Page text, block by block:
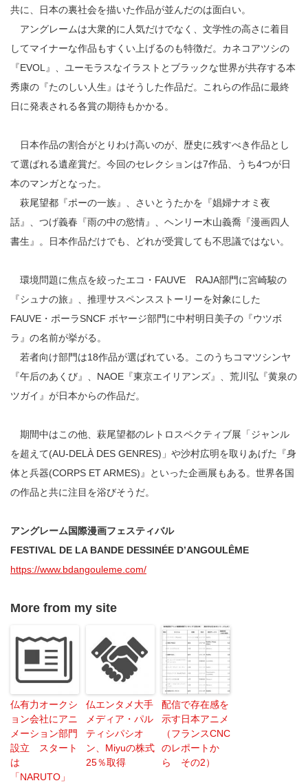
共に、日本の裏社会を描いた作品が並んだのは面白い。
アングレームは大衆的に人気だけでなく、文学性の高さに着目
してマイナーな作品もすくい上げるのも特徴だ。カネコアツシの
『EVOL』、ユーモラスなイラストとブラックな世界が共存する本
秀康の『たのしい人生』はそうした作品だ。これらの作品に最終
日に発表される各賞の期待もかかる。
日本作品の割合がとりわけ高いのが、歴史に残すべき作品とし
て選ばれる遺産賞だ。今回のセレクションは7作品、うち4つが日
本のマンガとなった。
萩尾望都『ポーの一族』、さいとうたかを『娼婦ナオミ夜
話』、つげ義春『雨の中の慾情』、ヘンリー木山義喬『漫画四人
書生』。日本作品だけでも、どれが受賞しても不思議ではない。
環境問題に焦点を絞ったエコ・FAUVE RAJA部門に宮崎駿の
『シュナの旅』、推理サスペンスストーリーを対象にした
FAUVE・ポーラSNCF ボヤージ部門に中村明日美子の『ウツボ
ラ』の名前が挙がる。
若者向け部門は18作品が選ばれている。このうちコマツシンヤ
『午后のあくび』、NAOE『東京エイリアンズ』、荒川弘『黄泉の
ツガイ』が日本からの作品だ。
期間中はこの他、萩尾望都のレトロスペクティブ展「ジャンル
を超えて(AU-DELÀ DES GENRES)」や沙村広明を取りあげた『身
体と兵器(CORPS ET ARMES)』といった企画展もある。世界各国
の作品と共に注目を浴びそうだ。
アングレーム国際漫画フェスティバル
FESTIVAL DE LA BANDE DESSINÉE D’ANGOULÊME
https://www.bdangouleme.com/
More from my site
仏有力オークシ
ョン会社にアニ
メーション部門
設立 スタート
は
「NARUTO」
仏エンタメ大手
メディア・パル
ティシパシオ
ン、Miyuの株式
25％取得
配信で存在感を
示す日本アニメ
（フランスCNC
のレポートか
ら その2）